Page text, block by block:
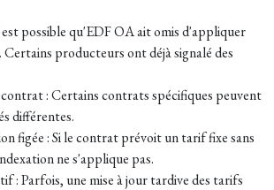
possible qu'EDF OA ait omis d'appliquer
producteurs ont déjà signalé des
: Certains contrats spécifiques peuvent
différentes.
figée : Si le contrat prévoit un tarif fixe sans
ne s'applique pas.
: Parfois, une mise à jour tardive des tarifs